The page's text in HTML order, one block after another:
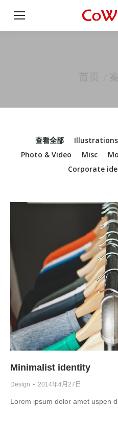
您在这里：
首页
查看全部 Illustrations
Photo & Video
Misc
Corporate
Minimalist identity
Design 2014年4月27日
Lorem ipsum dolor amet uspen